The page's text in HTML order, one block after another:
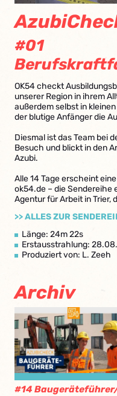
#01
OK54 checkt
unserer Region in ihrem
außerdem selbst in
der blutige Anfänger die
Diesmal ist das Team bei
Besuch und blickt in den
Azubi.
Alle 14 Tage erscheint
ok54.de – die Sendereihe
Agentur für Arbeit in Trier,
>> ALLES ZUR
Länge: 24m 22s
Erstausstrahlung:
Produziert von: L. Zeeh
Archiv
#14